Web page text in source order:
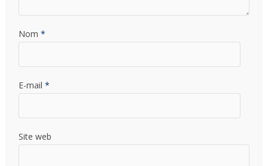
Nom*
E-mail*
Site web